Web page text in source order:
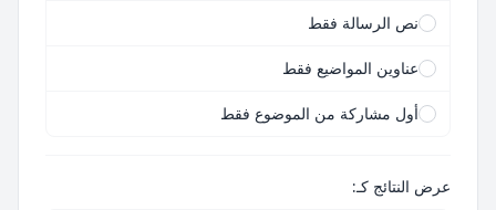
نص الرسالة فقط
عناوين المواضيع فقط
أول مشاركة من الموضوع فقط
عرض النتائج كـ: